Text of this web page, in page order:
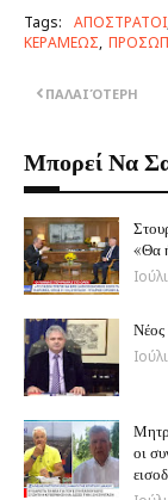
Tags: ΑΠΟΣΤΡΑΤΟΙ
ΚΕΡΑΜΕΩΣ
ΠΑΛΑΙΌΤΕΡΗ
Μπορεί Να
«Θα
οι